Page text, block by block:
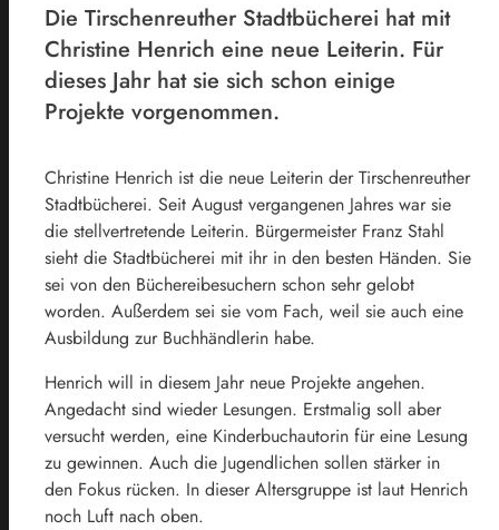
Die Tirschenreuther Stadtbücherei hat mit
Christine Henrich eine neue Leiterin. Für
dieses Jahr hat sie sich schon einige
Projekte vorgenommen.
­Christine Henrich ist die neue Leiterin der Tirschenreuther
Stadtbücherei. Seit August vergangenen Jahres war sie
die stellvertretende Leiterin. Bürgermeister Franz Stahl
sieht die Stadtbücherei mit ihr in den besten Händen. Sie
sei von den Büchereibesuchern schon sehr gelobt
worden. Außerdem sei sie vom Fach, weil sie auch eine
Ausbildung zur Buchhändlerin habe.
Henrich will in diesem Jahr neue Projekte angehen.
Angedacht sind wieder Lesungen. Erstmalig soll aber
versucht werden, eine Kinderbuchautorin für eine Lesung
zu gewinnen. Auch die Jugendlichen sollen stärker in
den Fokus rücken. In dieser Altersgruppe ist laut Henrich
noch Luft nach oben.